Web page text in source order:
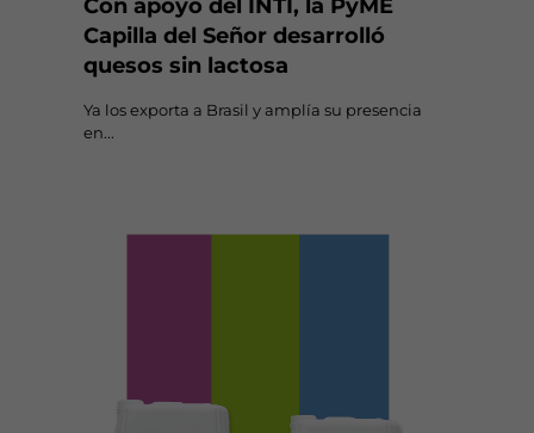
Con apoyo del INTI, la PyME
Capilla del Señor desarrolló
quesos sin lactosa
Ya los exporta a Brasil y amplía su presencia
en...